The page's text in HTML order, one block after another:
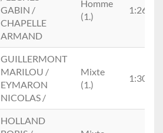
GABIN /
CHAPELLE
ARMAND
Homme
(1.)
1:26:00
GUILLERMONT
MARILOU /
EYMARON
NICOLAS /
Mixte
(1.)
1:30:35
HOLLAND